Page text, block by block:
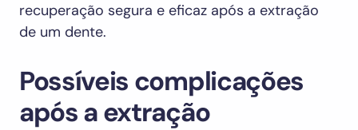
recuperação segura e eficaz após a extração
de um dente.
Possíveis complicações
após a extração